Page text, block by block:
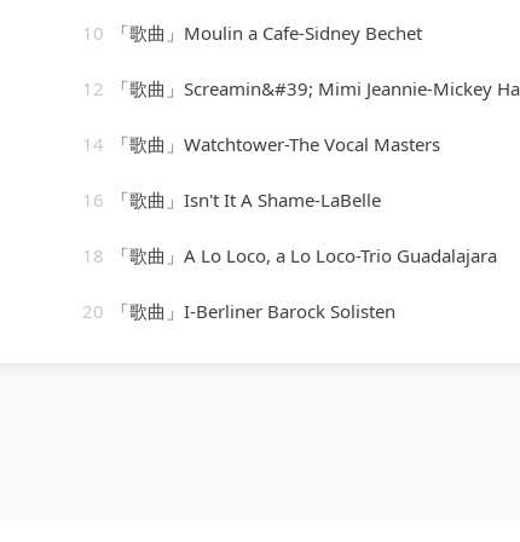
10 「歌曲」Moulin a Cafe-Sidney Bechet
12 「歌曲」Screamin&#39; Mimi Jeannie-Mickey
14 「歌曲」Watchtower-The Vocal Masters
16 「歌曲」Isn't It A Shame-LaBelle
18 「歌曲」A Lo Loco, a Lo Loco-Trio Guadalajara
20 「歌曲」I-Berliner Barock Solisten